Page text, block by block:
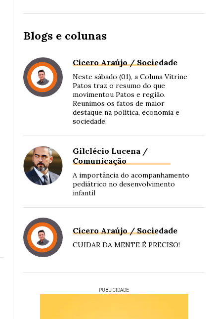
Blogs e colunas
Cícero Araújo / Sociedade
Neste sábado (01), a Coluna Vitrine
Patos traz o resumo do que
movimentou Patos e região.
Reunimos os fatos de maior
destaque na política, economia e
sociedade.
Gilclécio Lucena /
Comunicação
A importância do acompanhamento
pediátrico no desenvolvimento
infantil
Cícero Araújo / Sociedade
CUIDAR DA MENTE É PRECISO!
PUBLICIDADE